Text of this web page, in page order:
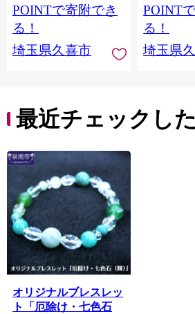
ート ランキング ロン
グ ストレート サラサ
ラ 洗い上がり パサつ
き カラー 髪 保湿 ダメ
デイ
POINTで寄附でき
る！
埼玉県久喜市
ランキン
トレート
い上がり
ラー 髪
ファイン
POINT
る！
埼玉県
最近チェックし
オリジナルブレスレッ
ト「厄除け・七色石